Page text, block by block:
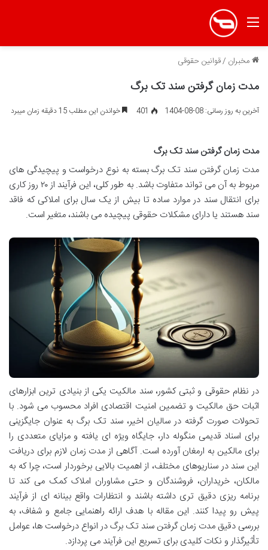
منو
مخبران /قوانین حقوقی
مدت زمان گرفتن سند تک برگ
آخرین به روز رسانی: 08-08-1404 401 خواندن این مطلب 15 دقیقه زمان میبرد
مدت زمان گرفتن سند تک برگ
مدت زمان گرفتن سند تک برگ بسته به نوع درخواست و پیچیدگی های
مربوط به آن می تواند متفاوت باشد. به طور کلی، این فرآیند از ۲۰ روز کاری
برای انتقال سند در موارد ساده تا بیش از یک سال برای املاکی که فاقد
سند هستند یا دارای مشکلات حقوقی پیچیده می باشند، متغیر است.
در نظام حقوقی و ثبتی کشور، سند مالکیت یکی از بنیادی ترین ابزارهای
اثبات حق مالکیت و تضمین امنیت اقتصادی افراد محسوب می شود. با
تحولات صورت گرفته در سالیان اخیر، سند تک برگ به عنوان جایگزینی
برای اسناد قدیمی منگوله دار، جایگاه ویژه ای یافته و مزایای متعددی را
برای مالکین به ارمغان آورده است. آگاهی از مدت زمان لازم برای دریافت
این سند در سناریوهای مختلف، از اهمیت بالایی برخوردار است، چرا که به
مالکان، خریداران، فروشندگان و حتی مشاوران املاک کمک می کند تا
برنامه ریزی دقیق تری داشته باشند و انتظارات واقع بینانه ای از فرآیند
پیش رو پیدا کنند. این مقاله با هدف ارائه راهنمایی جامع و شفاف، به
بررسی دقیق مدت زمان گرفتن سند تک برگ در انواع درخواست ها، عوامل
تأثیرگذار و نکات کلیدی برای تسریع این فرآیند می پردازد.